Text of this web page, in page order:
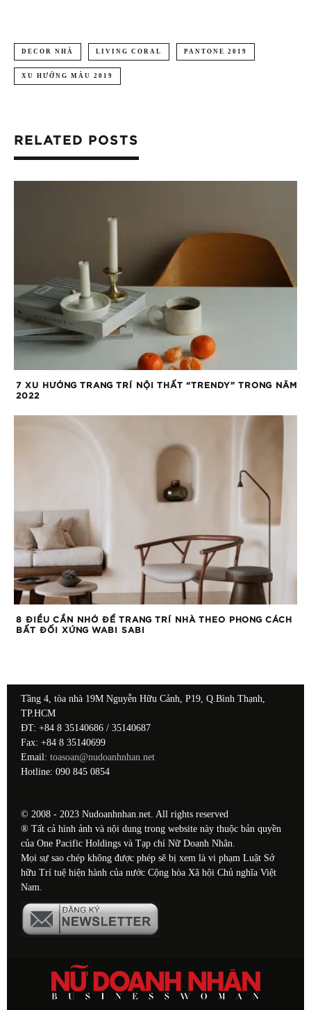
DECOR NHÀ LIVING CORAL PANTONE 2019
XU HƯỚNG MÀU 2019
RELATED POSTS
7 XU HƯỚNG TRANG TRÍ NỘI THẤT “TRENDY” TRONG NĂM
2022
8 ĐIỀU CẦN NHỚ ĐỂ TRANG TRÍ NHÀ THEO PHONG CÁCH
BẤT ĐỐI XỨNG WABI SABI
Tầng 4, tòa nhà 19M Nguyễn Hữu Cảnh, P19, Q.Bình Thạnh,
TP.HCM
ĐT: +84 8 35140686 / 35140687
Fax: +84 8 35140699
Email: toasoan@nudoanhnhan.net
Hotline: 090 845 0854
© 2008 - 2023 Nudoanhnhan.net. All rights reserved
® Tất cả hình ảnh và nội dung trong website này thuộc bản quyền
của One Pacific Holdings và Tạp chí Nữ Doanh Nhân.
Mọi sự sao chép không được phép sẽ bị xem là vi phạm Luật Sở
hữu Trí tuệ hiện hành của nước Cộng hòa Xã hội Chủ nghĩa Việt
Nam.